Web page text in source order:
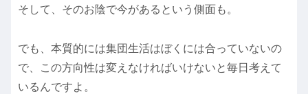
そして、そのお陰で今があるという側面も。
でも、本質的には集団生活はぼくには合っていないの
で、この方向性は変えなければいけないと毎日考えて
いるんですよ。